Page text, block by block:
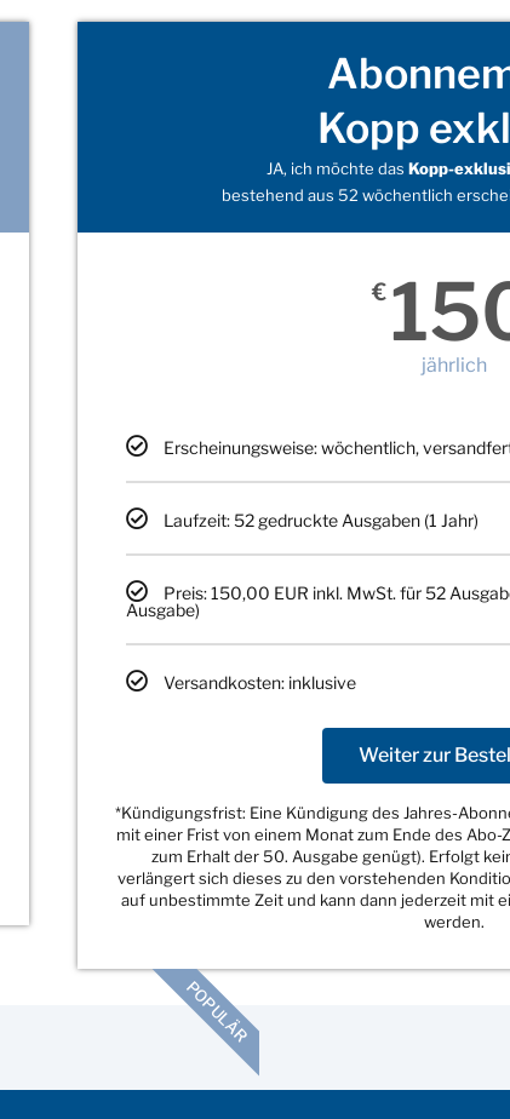
Kopp
JA, ich möchte das Kopp-
bestehend aus 52 wöchentlich
€
jährlich
Erscheinungsweise: wöchentlich,
Laufzeit: 52 gedruckte Ausgaben (1 Jahr)
Preis: 150,00 EUR inkl. MwSt. für 52
Ausgabe)
Versandkosten: inklusive
Weiter zur
*Kündigungsfrist: Eine Kündigung des Jahres-
mit einer Frist von einem Monat zum Ende des
zum Erhalt der 50. Ausgabe genügt). Erfolgt
verlängert sich dieses zu den vorstehenden
auf unbestimmte Zeit und kann dann jederzeit mit
werden.
POPULÄR